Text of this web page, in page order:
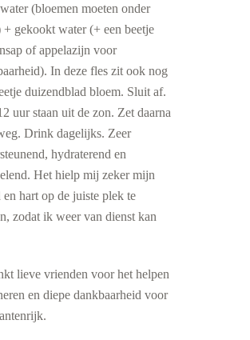
(bloemen moeten onder
+ gekookt water (+ een beetje
of appelazijn voor
In deze fles zit ook nog
duizendblad bloem. Sluit af.
uur staan uit de zon. Zet daarna
Drink dagelijks. Zeer
hydraterend en
Het hielp mij zeker mijn
en hart op de juiste plek te
zodat ik weer van dienst kan
lieve vrienden voor het helpen
en diepe dankbaarheid voor